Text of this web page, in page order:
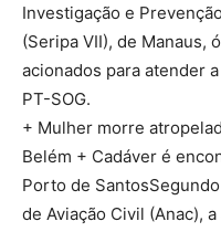
Investigação e
(Seripa VII), de Manaus,
acionados para atender
PT-SOG.
+ Mulher morre
Belém + Cadáver é
Porto de
de Aviação Civil (Anac),